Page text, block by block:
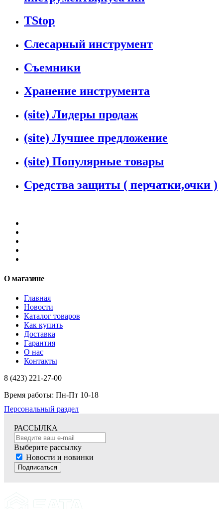
TStop
Слесарный инструмент
Съемники
Хранение инструмента
(site) Лидеры продаж
(site) Лучшее предложение
(site) Популярные товары
Средства защиты ( перчатки,очки )
О магазине
Главная
Новости
Каталог товаров
Как купить
Доставка
Гарантия
О нас
Контакты
8 (423) 221-27-00
Время работы: Пн-Пт 10-18
Персональный раздел
РАССЫЛКА
Выберите рассылку
Новости и новинки
Подписаться